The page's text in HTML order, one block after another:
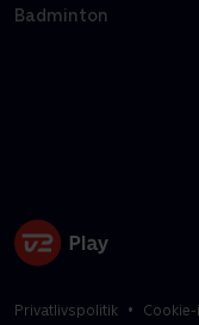
Badminton
Privatlivspolitik